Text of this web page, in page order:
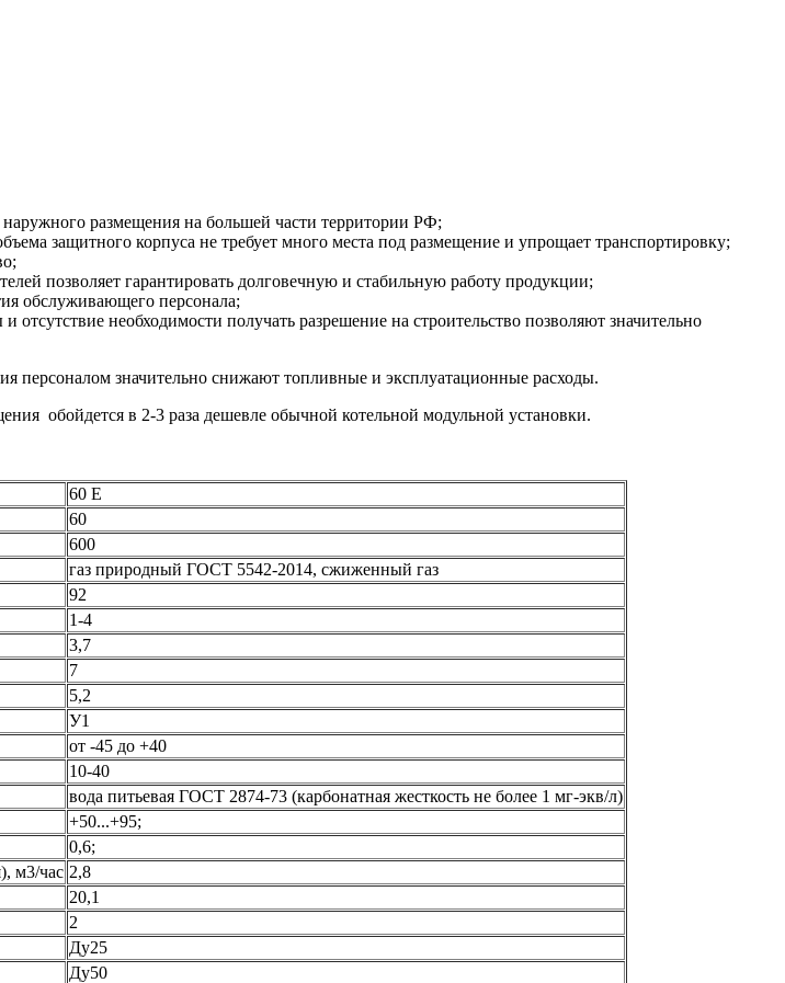
наружного размещения на большей части территории РФ;
защитного корпуса не требует много места под размещение и упрощает транспортировку;
позволяет гарантировать долговечную и стабильную работу продукции;
обслуживающего персонала;
необходимости получать разрешение на строительство позволяют значительно
персоналом значительно снижают топливные и эксплуатационные расходы.
обойдется в 2-3 раза дешевле обычной котельной модульной установки.
60 E
60
600
газ природный ГОСТ 5542-2014, сжиженный газ
92
1-4
3,7
7
5,2
У1
от -45 до +40
10-40
вода питьевая ГОСТ 2874-73 (карбонатная жесткость не более 1 мг-экв/л)
+50...+95;
0,6;
м3/час 2,8
20,1
2
Ду25
Ду50